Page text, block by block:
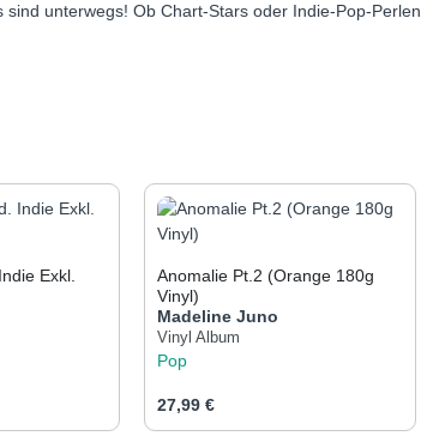
sind unterwegs! Ob Chart-Stars oder Indie-Pop-
Exkl.
Anomalie Pt.2 (Orange 180g
Vinyl)
Madeline Juno
Vinyl Album
Pop
Regulärer Preis:
27,99 €